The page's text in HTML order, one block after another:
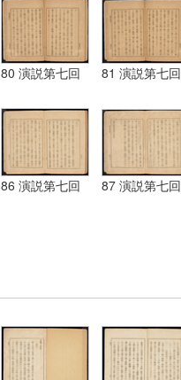
80 演説第七回 81 演説第七回
86 演説第七回 87 演説第七回